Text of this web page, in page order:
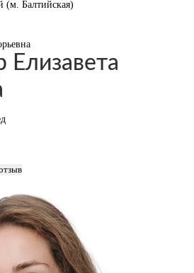
(м. Балтийская)
Елизавета